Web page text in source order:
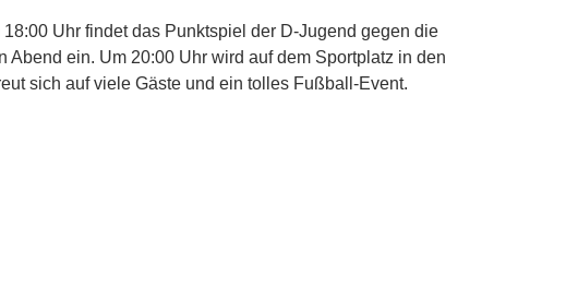
Uhr findet das Punktspiel der D-Jugend gegen die
ein. Um 20:00 Uhr wird auf dem Sportplatz in den
sich auf viele Gäste und ein tolles Fußball-Event.